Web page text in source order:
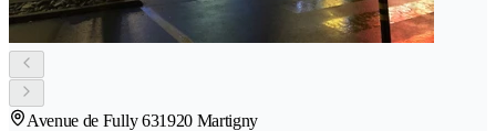
Avenue de Fully 631920 Martigny